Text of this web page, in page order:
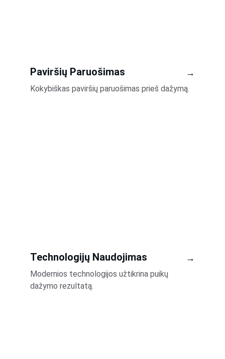
Paviršių Paruošimas
Kokybiškas paviršių paruošimas prieš dažymą.
Technologijų Naudojimas
Modernios technologijos užtikrina puikų
dažymo rezultatą.
→
→